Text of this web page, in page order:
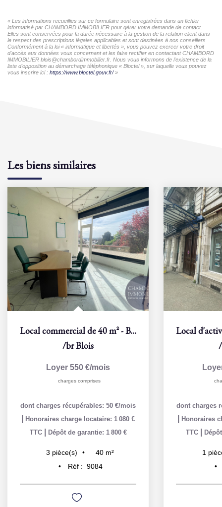
« Les informations recueillies sur ce formulaire sont enregistrées dans un fichier
informatisé par CHAMBORD IMMOBILIER pour gérer votre demande de contact.
Elles sont conservées pour la durée nécessaire à la gestion de la relation client dans
le respect des prescriptions légales applicables et sont destinées à nos conseillers
Conformément à la loi « informatique et libertés », vous pouvez exercer votre droit
d'accès aux données vous concernant et les faire rectifier en contactant CHAMBORD
IMMOBILIER blois@chambordimmobilier.fr. Nous vous informons de l'existence de la
liste d'opposition au démarchage téléphonique « Bloctel », sur laquelle vous pouvez
vous inscrire ici : https://www.bloctel.gouv.fr/»
Les biens similaires
Local commercial de 40 m² - Blois, rue du Beauvoir
/brBlois
Loyer 550 €/mois
charges comprises
dont charges récupérables: 50 €/mois
Honoraires charge locataire: 1 080 €
TTC
Dépôt de garantie: 1 800 €
3 pièce(s) 40 m²
Réf : 9084
dont charges
Honoraires
TTC
1